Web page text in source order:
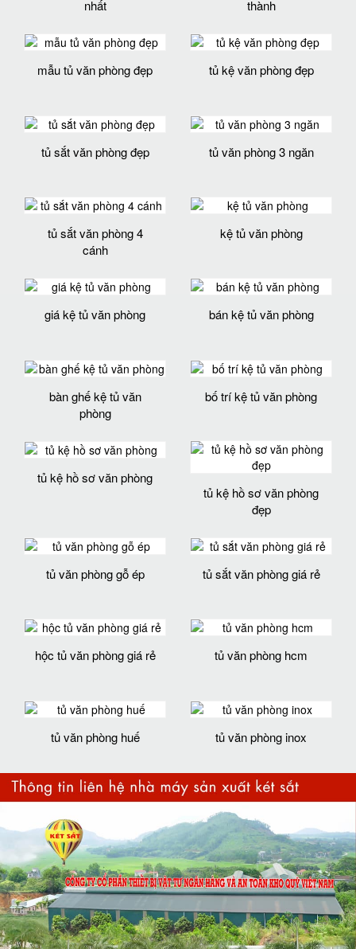
nhất
thành
mẫu tủ văn phòng đẹp tủ kệ văn phòng đẹp
tủ sắt văn phòng đẹp tủ văn phòng 3 ngăn
tủ sắt văn phòng 4
cánh
kệ tủ văn phòng
giá kệ tủ văn phòng bán kệ tủ văn phòng
bàn ghế kệ tủ văn
phòng
bố trí kệ tủ văn phòng
tủ kệ hồ sơ văn phòng
tủ kệ hồ sơ văn phòng
đẹp
tủ văn phòng gỗ ép tủ sắt văn phòng giá rẻ
hộc tủ văn phòng giá rẻ tủ văn phòng hcm
tủ văn phòng huế tủ văn phòng inox